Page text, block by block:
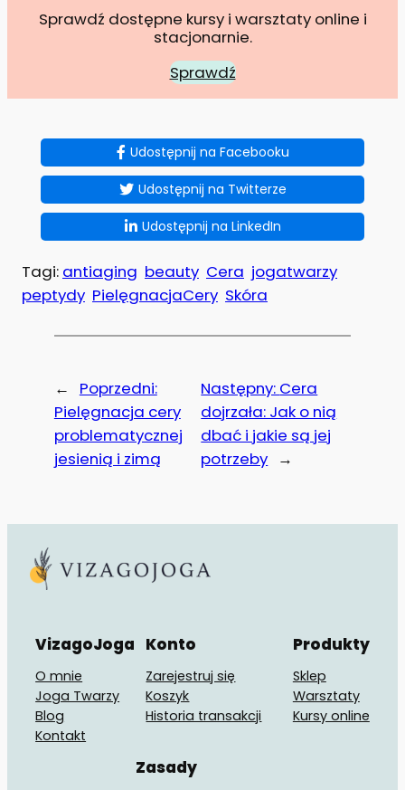
Sprawdź dostępne kursy i warsztaty online i
stacjonarnie.
Sprawdź
Udostępnij na Facebooku
Udostępnij na Twitterze
Udostępnij na LinkedIn
Tagi: antiaging beauty Cera jogatwarzy
peptydy PielęgnacjaCery Skóra
←
Poprzedni:
Pielęgnacja cery
problematycznej
jesienią i zimą
Następny: Cera
dojrzała: Jak o nią
dbać i jakie są jej
potrzeby →
VizagoJoga
O mnie
Joga Twarzy
Blog
Kontakt
Konto
Zarejestruj się
Koszyk
Historia transakcji
Produkty
Sklep
Warsztaty
Kursy online
Zasady